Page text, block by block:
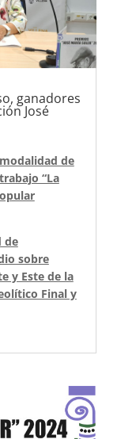
ganadores
José
de
“La
de
sobre
y Este de la
Final y